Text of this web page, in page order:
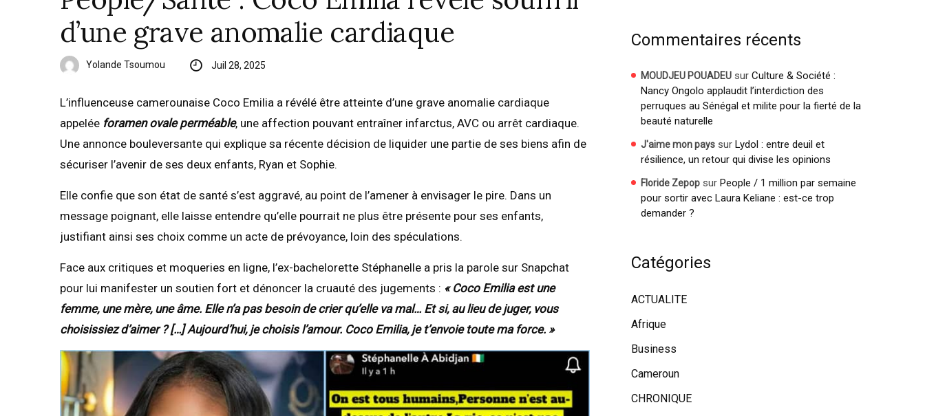
d’une grave anomalie cardiaque
Yolande Tsoumou Juil 28, 2025
L’influenceuse camerounaise Coco Emilia a révélé être atteinte d’une grave anomalie cardiaque
appelée foramen ovale perméable, une affection pouvant entraîner infarctus, AVC ou arrêt cardiaque.
Une annonce bouleversante qui explique sa récente décision de liquider une partie de ses biens afin de
sécuriser l’avenir de ses deux enfants, Ryan et Sophie.
Elle confie que son état de santé s’est aggravé, au point de l’amener à envisager le pire. Dans un
message poignant, elle laisse entendre qu’elle pourrait ne plus être présente pour ses enfants,
justifiant ainsi ses choix comme un acte de prévoyance, loin des spéculations.
Face aux critiques et moqueries en ligne, l’ex-bachelorette Stéphanelle a pris la parole sur Snapchat
pour lui manifester un soutien fort et dénoncer la cruauté des jugements : « Coco Emilia est une
femme, une mère, une âme. Elle n’a pas besoin de crier qu’elle va mal… Et si, au lieu de juger, vous
choisissiez d’aimer ? […] Aujourd’hui, je choisis l’amour. Coco Emilia, je t’envoie toute ma force. »
Commentaires récents
MOUDJEU POUADEU sur Culture & Société :
Nancy Ongolo applaudit l’interdiction des
perruques au Sénégal et milite pour la fierté de la
beauté naturelle
J'aime mon pays sur Lydol : entre deuil et
résilience, un retour qui divise les opinions
Floride Zepop sur People / 1 million par semaine
pour sortir avec Laura Keliane : est-ce trop
demander ?
Catégories
ACTUALITE
Afrique
Business
Cameroun
CHRONIQUE